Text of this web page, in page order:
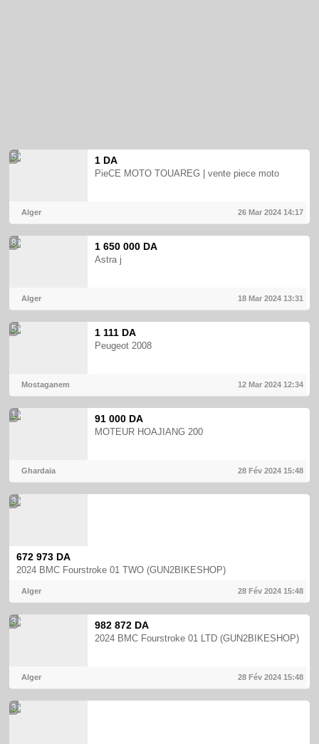
5 1 DA
PieCE MOTO TOUAREG | vente piece moto
Alger 26 Mar 202414:17
8 1 650 000 DA
Astra j
Alger 18 Mar 202413:31
5 1 111 DA
Peugeot 2008
Mostaganem 12 Mar 202412:34
1 91 000 DA
MOTEUR HOAJIANG 200
Ghardaia 28 Fév 202415:48
3
672 973 DA
2024 BMC Fourstroke 01 TWO (GUN2BIKESHOP)
Alger 28 Fév 202415:48
3 982 872 DA
2024 BMC Fourstroke 01 LTD (GUN2BIKESHOP)
Alger 28 Fév 202415:48
3